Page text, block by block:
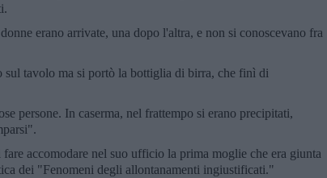
erano arrivate, una dopo l'altra, e non si conoscevano fra
tavolo ma si portò la bottiglia di birra, che finì di
persone. In caserma, nel frattempo si erano precipitati,
accomodare nel suo ufficio la prima moglie che era giunta
dei "Fenomeni degli allontanamenti ingiustificati."